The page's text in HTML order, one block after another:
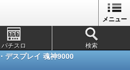
メニュー
パチスロ 検索
デスプレイ 魂神9000